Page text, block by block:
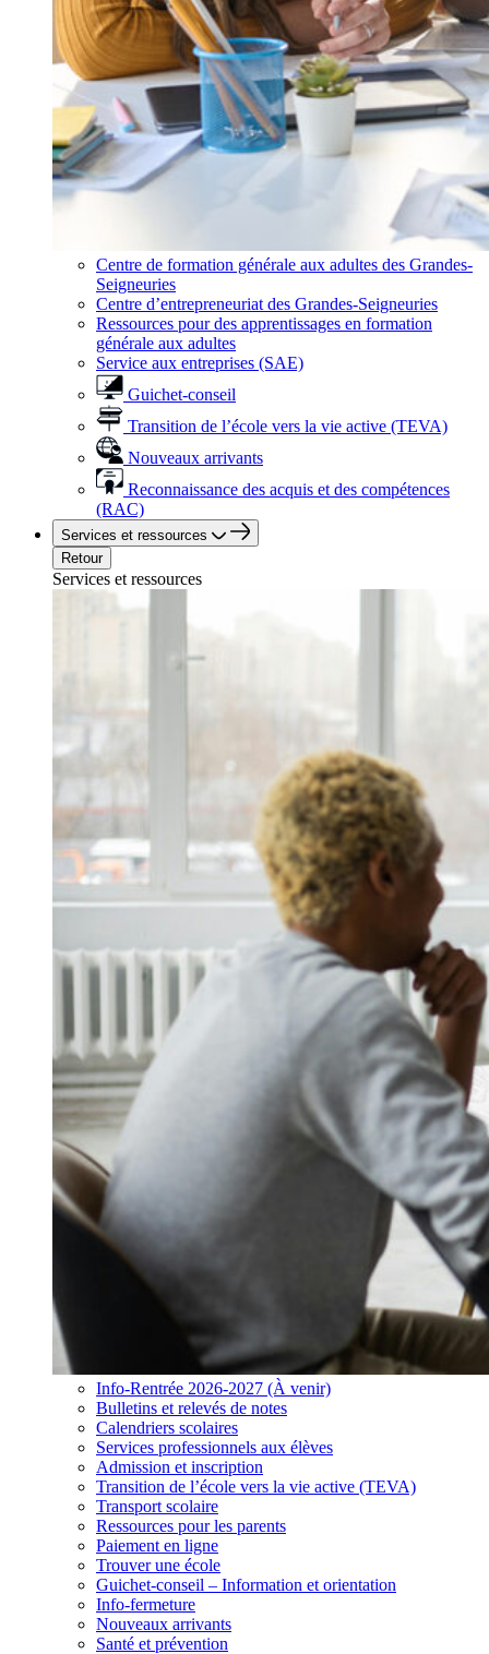
Centre de formation générale aux adultes des Grandes-
Seigneuries
Centre d’entrepreneuriat des Grandes-Seigneuries
Ressources pour des apprentissages en formation
générale aux adultes
Service aux entreprises (SAE)
Guichet-conseil
Transition de l’école vers la vie active (TEVA)
Nouveaux arrivants
Reconnaissance des acquis et des compétences
(RAC)
Services et ressources
Retour
Services et ressources
Info-Rentrée 2026-2027 (À venir)
Bulletins et relevés de notes
Calendriers scolaires
Services professionnels aux élèves
Admission et inscription
Transition de l’école vers la vie active (TEVA)
Transport scolaire
Ressources pour les parents
Paiement en ligne
Trouver une école
Guichet-conseil – Information et orientation
Info-fermeture
Nouveaux arrivants
Santé et prévention